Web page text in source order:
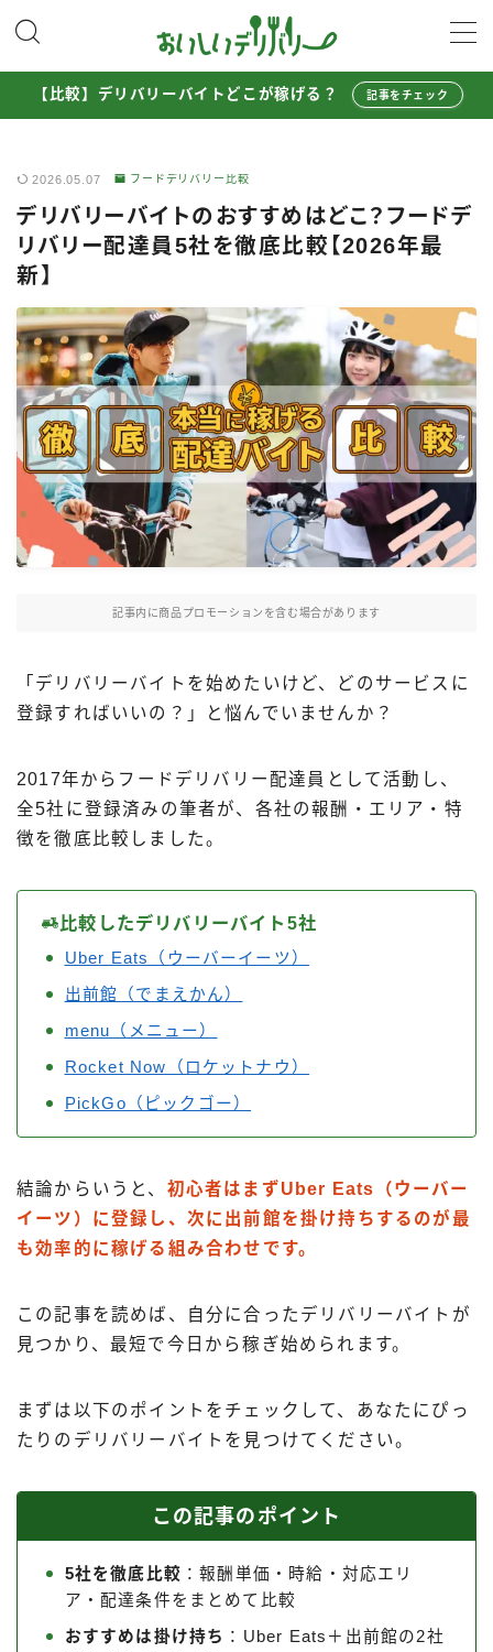
MENU
Uber Eats配達員ガイド
出前館配達員ガイド
ロケットナウ配達員ガイド
配達員272人アンケート調査
収入シミュレーター
配達員の体験談・口コミ
お得に注文する
Uber Eatsの注文ガイド
出前館の注文ガイド
フードデリバリークーポン比較
Uber Eats加盟店ガイド
Uber Eats出店方法
サービスから探す
Uber Eats
出前館
menu
ロケットナウ
【比較】デリバリーバイトどこが稼げる？ 記事をチェック
2026.05.07 フードデリバリー比較
デリバリーバイトのおすすめはどこ？フードデ
リバリー配達員5社を徹底比較【2026年最
新】
記事内に商品プロモーションを含む場合があります
「デリバリーバイトを始めたいけど、どのサービスに
登録すればいいの？」と悩んでいませんか？
2017年からフードデリバリー配達員として活動し、
全5社に登録済みの筆者が、各社の報酬・エリア・特
徴を徹底比較しました。
比較したデリバリーバイト5社
Uber Eats（ウーバーイーツ）
出前館（でまえかん）
menu（メニュー）
Rocket Now（ロケットナウ）
PickGo（ピックゴー）
結論からいうと、 初心者はまずUber Eats（ウーバー
イーツ）に登録し、次に出前館を掛け持ちするのが最
も効率的に稼げる組み合わせです。
この記事を読めば、自分に合ったデリバリーバイトが
見つかり、最短で今日から稼ぎ始められます。
まずは以下のポイントをチェックして、あなたにぴっ
たりのデリバリーバイトを見つけてください。
この記事のポイント
5社を徹底比較 ：報酬単価・時給・対応エリ
ア・配達条件をまとめて比較
おすすめは掛け持ち ：Uber Eats＋出前館の2社